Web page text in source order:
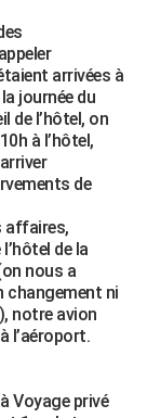
arrivées à
journée du
de l’hôtel, on
à l’hôtel,
de
affaires,
de la
nous a
changement ni
notre avion
l’aéroport.
Voyage privé